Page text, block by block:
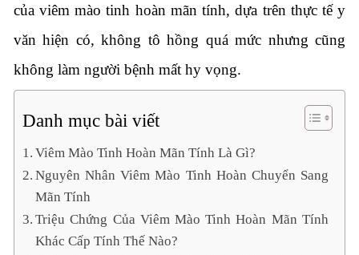
của viêm mào tinh hoàn mãn tính, dựa trên thực tế y
văn hiện có, không tô hồng quá mức nhưng cũng
không làm người bệnh mất hy vọng.
Danh mục bài viết
Viêm Mào Tinh Hoàn Mãn Tính Là Gì?
Nguyên Nhân Viêm Mào Tinh Hoàn Chuyển Sang
Mãn Tính
Triệu Chứng Của Viêm Mào Tinh Hoàn Mãn Tính
Khác Cấp Tính Thế Nào?